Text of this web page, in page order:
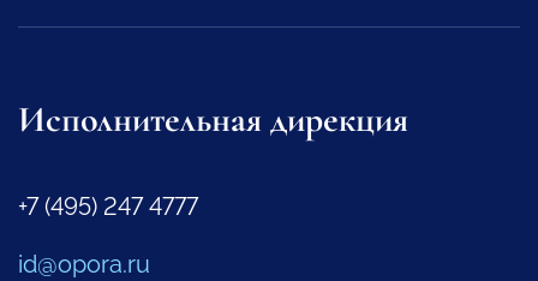
Исполнительная дирекция
+7 (495) 247 4777
id@opora.ru